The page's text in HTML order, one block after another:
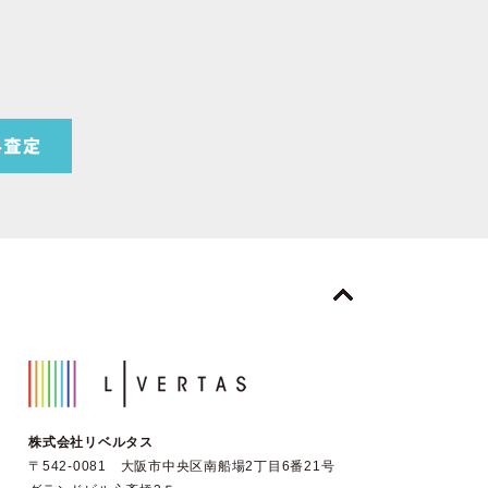
株式会社リベルタス
〒542-0081 大阪市中央区南船場2丁目6番21号